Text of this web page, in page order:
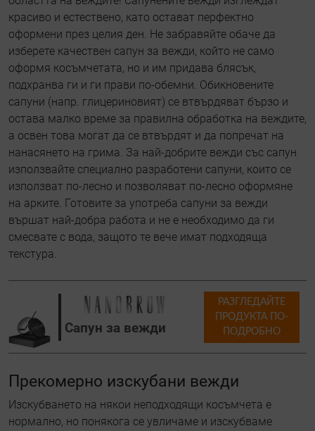
красиво и естествено, като остават перфектно
оформени през целия ден. Не забравяйте обаче да
изберете качествен сапун за вежди, който не само
оформя косъмчетата, но и им придава блясък,
подхранва ги и ги прави по-обемни. Обикновените
сапуни (напр. глицериновият) се втвърдяват бързо и
остава малко време за правилна обработка на веждите,
а освен това могат да се втвърдят и да попречат на
нанасянето на грима. За най-добрите вежди със сапун
използвайте специално разработени сапуни, които се
използват по-лесно и позволяват по-лесно оформяне
на арките. Готовите за употреба сапуни за вежди
вършат най-добра работа и не е необходимо да ги
смесвате с вода, защото те вече имат подходяща
текстура.
Сапун за вежди
РАЗГЛЕДАЙТЕ
ПРОДУКТА ПО-
ПОДРОБНО
Прекомерно изскубани вежди
Изскубването на някои неподходящи косъмчета е
нормално, но понякога се увличаме и изскубваме